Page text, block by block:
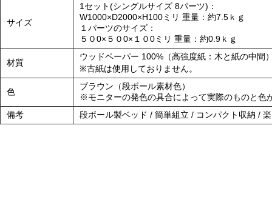
サイズ
1セット(シングルサイズ 8パーツ)：
W1000×D2000×H100ミリ 重量：約7.5ｋｇ
１パーツのサイズ：
５０0×５０0×１０0ミリ 重量：約0.9ｋｇ
材質
ウッドペーパー 100%（高強度紙：木と紙の中間
※古紙は使用しておりません。
色
ブラウン（段ボール素材色）
※モニターの発色の具合によって実際のものと色
備考
段ボール製ベッド / 簡単組立 / コンパクト収納 /